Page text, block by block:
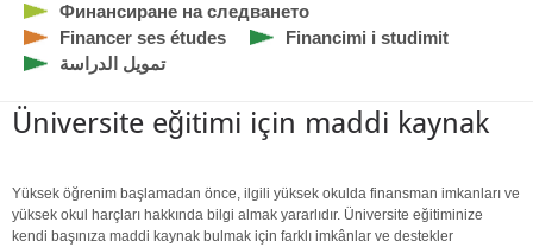
Финансиране на следването
Financer ses études
Financimi i studimit
تمويل الدراسة
Üniversite eğitimi için maddi kaynak
Yüksek öğrenim başlamadan önce, ilgili yüksek okulda finansman imkanları ve
yüksek okul harçları hakkında bilgi almak yararlıdır. Üniversite eğitiminize
kendi başınıza maddi kaynak bulmak için farklı imkânlar ve destekler